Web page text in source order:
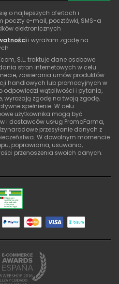
o najlepszych ofertach i
e-mail, pocztówki, SMS-a
elektronicznych
i wyrażam zgodę na
S.L. traktuje dane osobowe
stron internetowych w celu
zawierania umów produktów
handlowych lub promocyjnych w
odpowiedzi wątpliwości i pytania,
wyrażają zgodę na twoją zgodę,
spełnienie. W celu
użytkownika mogą być
i dostawców usług PromoFarma,
przesyłanie danych z
W dowolnym momencie
poprawiania, usuwania,
przenoszenia swoich danych.